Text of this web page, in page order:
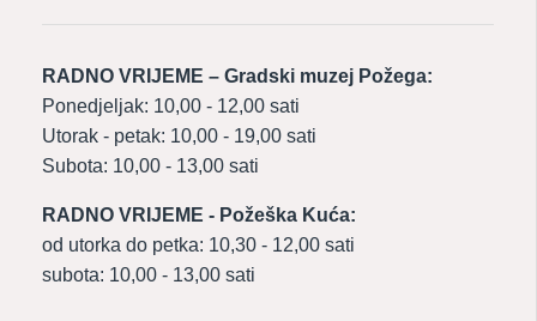
RADNO VRIJEME – Gradski muzej Požega:
Ponedjeljak: 10,00 - 12,00 sati
Utorak - petak: 10,00 - 19,00 sati
Subota: 10,00 - 13,00 sati
RADNO VRIJEME - Požeška Kuća:
od utorka do petka: 10,30 - 12,00 sati
subota: 10,00 - 13,00 sati